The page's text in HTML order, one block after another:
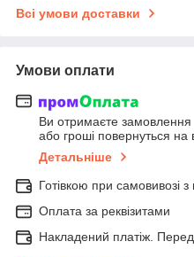
Всі умови доставки
Умови оплати
Ви отримаєте замовлення
або гроші повернуться на
Детальніше
Готівкою при самовивозі
Оплата за реквізитами
Накладений платіж.